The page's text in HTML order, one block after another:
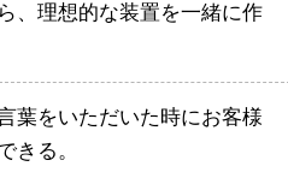
、理想的な装置を一緒に作
葉をいただいた時にお客様
きる。